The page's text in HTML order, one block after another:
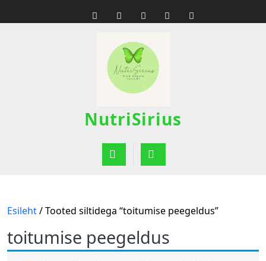
to
NutriSirius
Open
Esileht/ Tooted siltidega “toitumise peegeldus”
toitumise peegeldus